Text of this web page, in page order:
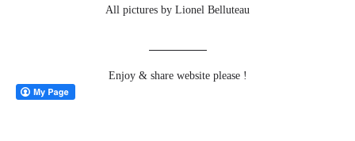
All pictures by Lionel Belluteau
Enjoy & share website please !